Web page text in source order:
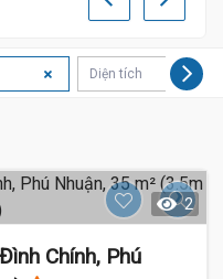
Diện tích
2
Chính, Phú